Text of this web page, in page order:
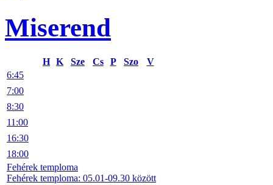
Miserend
H K Sze Cs P Szo
V
6:45
7:00
8:30
11:00
16:30
18:00
Fehérek temploma
Fehérek temploma: 05.01-09.30 között